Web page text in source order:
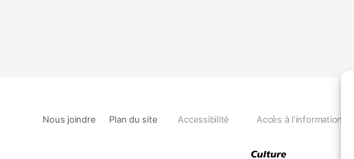
Nous joindre Plan du site Accessibilité Accès à l'information